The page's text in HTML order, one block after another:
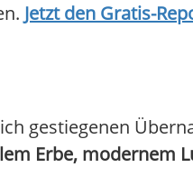
Jetzt den Gratis-
gestiegenen
Erbe, modernem